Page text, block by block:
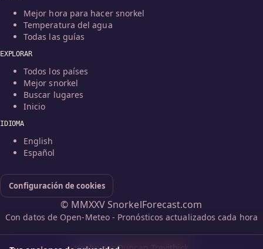
Mejor hora para hacer snorkel
Temperatura del agua
Todas las guías
EXPLORAR
Todos los países
Mejor snorkel
Buscar lugares
Inicio
IDIOMA
English
Español
Configuración de cookies
© MMXXV SnorkelForecast.com
Con datos de Open-Meteo - Pronósticos actualizados cada hora